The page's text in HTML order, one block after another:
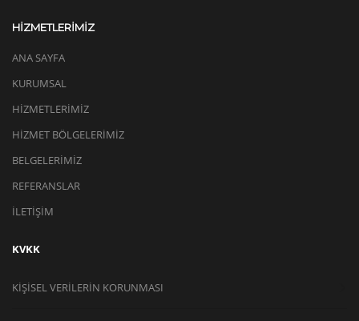
HİZMETLERİMİZ
ANA SAYFA
KURUMSAL
HİZMETLERİMİZ
HİZMET BÖLGELERİMİZ
BELGELERİMİZ
REFERANSLAR
İLETİŞİM
KVKK
KIŞISEL VERILERIN KORUNMASI